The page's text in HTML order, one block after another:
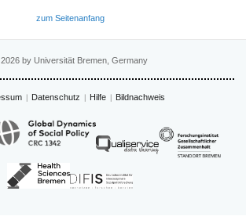
zum Seitenanfang
by Universität Bremen, Germany
Datenschutz Hilfe Bildnachweis